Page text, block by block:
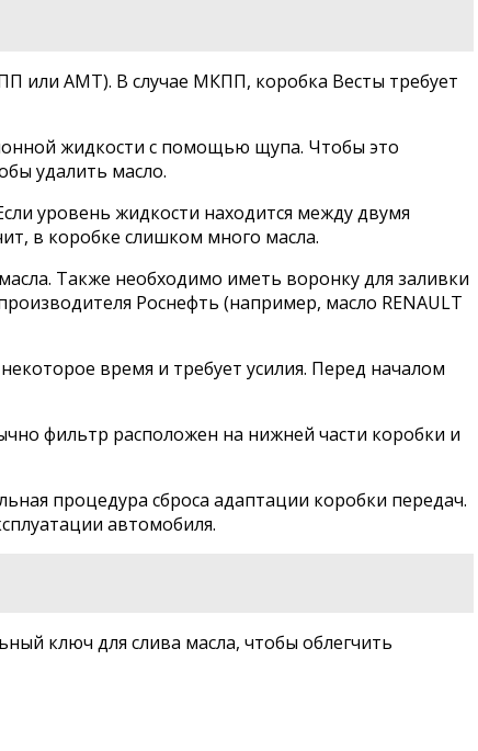
или AMT). В случае МКПП, коробка Весты требует
жидкости с помощью щупа. Чтобы это
удалить масло.
уровень жидкости находится между двумя
в коробке слишком много масла.
Также необходимо иметь воронку для заливки
Роснефть (например, масло RENAULT
время и требует усилия. Перед началом
фильтр расположен на нижней части коробки и
процедура сброса адаптации коробки передач.
автомобиля.
ключ для слива масла, чтобы облегчить